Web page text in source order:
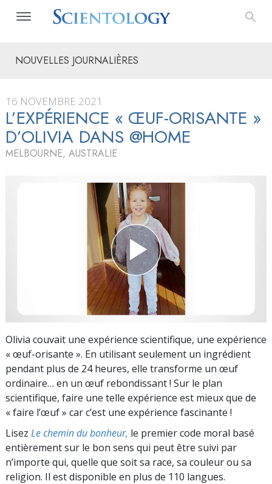
NOUVELLES JOURNALIÈRES
16 NOVEMBRE 2021
L’EXPÉRIENCE « ŒUF-ORISANTE »
D’OLIVIA DANS @HOME
MELBOURNE, AUSTRALIE
Olivia couvait une expérience scientifique, une expérience
« œuf-orisante ». En utilisant seulement un ingrédient
pendant plus de 24 heures, elle transforme un œuf
ordinaire… en un œuf rebondissant ! Sur le plan
scientifique, faire une telle expérience est mieux que de
« faire l’œuf » car c’est une expérience fascinante !
Lisez Le chemin du bonheur, le premier code moral basé
entièrement sur le bon sens qui peut être suivi par
n’importe qui, quelle que soit sa race, sa couleur ou sa
religion. Il est disponible en plus de 110 langues.